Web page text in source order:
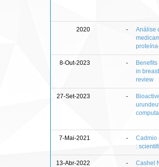
2020 -
Análise
8-Out-2023 -
in
review
27-Set-2023 -
7-Mai-2021 -
Cadmio
:
13-Abr-2022 -
Cashel